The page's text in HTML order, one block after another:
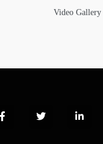
Video Gallery